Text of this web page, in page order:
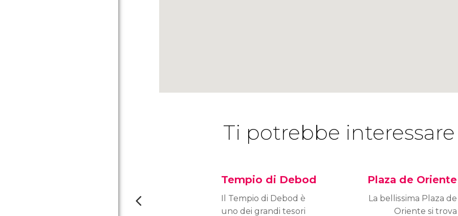
Ti potrebbe interessare
Tempio di Debod
Il Tempio di Debod è
uno dei grandi tesori
Plaza de Oriente
La bellissima Plaza de
Oriente si trova